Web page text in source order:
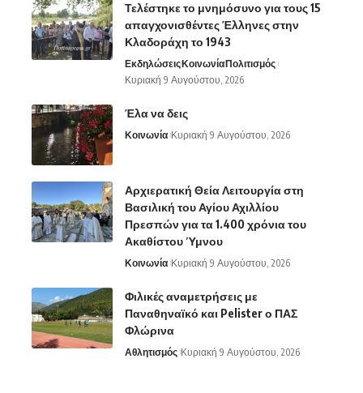
Τελέστηκε το μνημόσυνο για τους 15
απαγχονισθέντες Έλληνες στην
Κλαδοράχη το 1943
ΕκδηλώσειςΚοινωνίαΠολιτισμός
Κυριακή 9 Αυγούστου, 2026
Έλα να δεις
Κοινωνία Κυριακή 9 Αυγούστου, 2026
Αρχιερατική Θεία Λειτουργία στη
Βασιλική του Αγίου Αχιλλίου
Πρεσπών για τα 1.400 χρόνια του
Ακαθίστου Ύμνου
Κοινωνία Κυριακή 9 Αυγούστου, 2026
Φιλικές αναμετρήσεις με
Παναθηναϊκό και Pelister ο ΠΑΣ
Φλώρινα
Αθλητισμός Κυριακή 9 Αυγούστου, 2026